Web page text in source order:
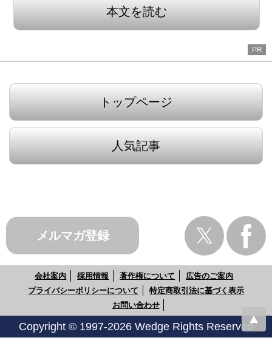
本文を読む
PR
トップページ
人気記事
メルマガ登録
会社案内 採用情報 著作権について
広告のご案内
プライバシーポリシーについて
特定商取引法に基づく表示
お問い合わせ
Copyright © 1997-2026 Wedge Rights Reserved